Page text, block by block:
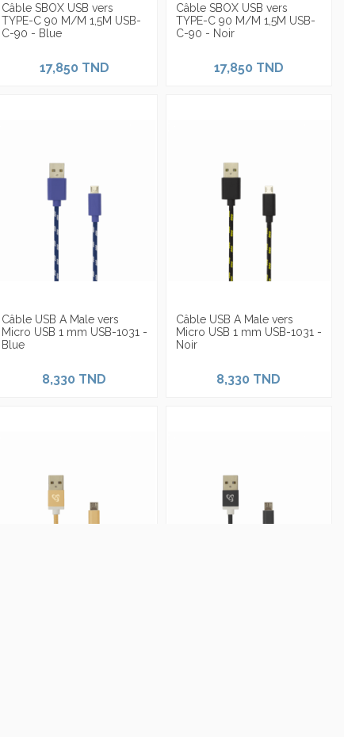
Câble SBOX USB vers
TYPE-C 90 M/M 1,5M USB-
C-90 - Blue
17,850 TND
Câble SBOX USB vers
TYPE-C 90 M/M 1,5M USB-
C-90 - Noir
17,850 TND
Câble USB A Male vers
Micro USB 1 mm USB-1031 -
Blue
8,330 TND
Câble USB A Male vers
Micro USB 1 mm USB-1031 -
Noir
8,330 TND